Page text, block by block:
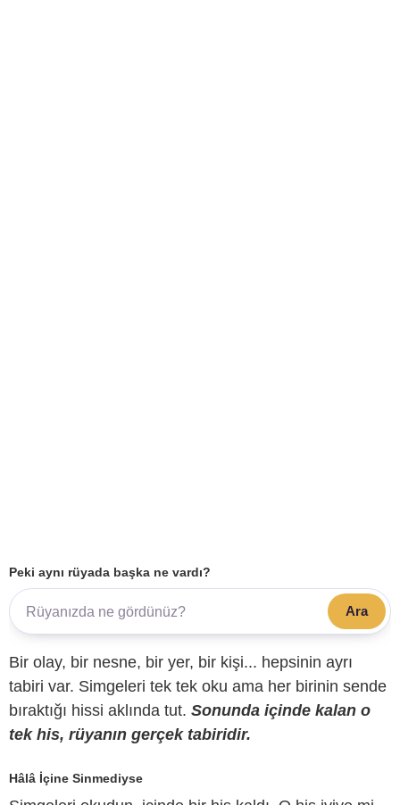
Peki aynı rüyada başka ne vardı?
Ara
Bir olay, bir nesne, bir yer, bir kişi... hepsinin ayrı
tabiri var. Simgeleri tek tek oku ama her birinin sende
bıraktığı hissi aklında tut. Sonunda içinde kalan o
tek his, rüyanın gerçek tabiridir.
Hâlâ İçine Sinmediyse